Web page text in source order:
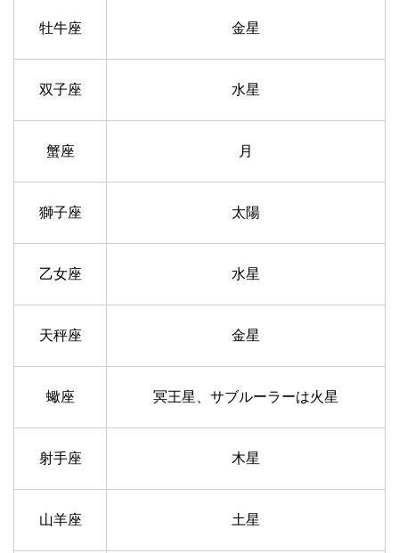
牡牛座 金星
双子座 水星
蟹座 月
獅子座 太陽
乙女座 水星
天秤座 金星
蠍座 冥王星、サブルーラーは火星
射手座 木星
山羊座 土星